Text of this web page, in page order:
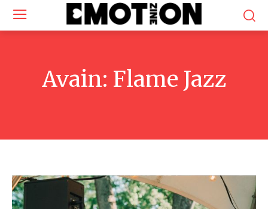
Avain: Flame Jazz